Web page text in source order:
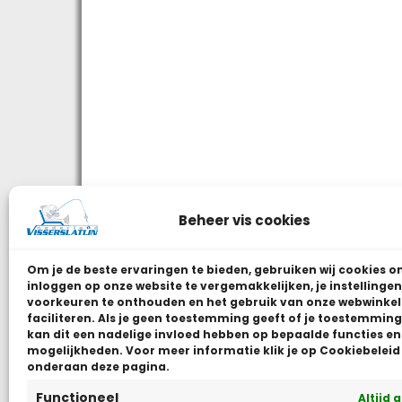
Beheer vis cookies
Om je de beste ervaringen te bieden, gebruiken wij cookies
inloggen op onze website te vergemakkelijken, je
voorkeuren te onthouden en het gebruik van onze
faciliteren. Als je geen toestemming geeft of je
kan dit een nadelige invloed hebben op bepaalde functies en
mogelijkheden. Voor meer informatie klik je op Cookiebeleid
onderaan deze pagina.
Functioneel Altijd